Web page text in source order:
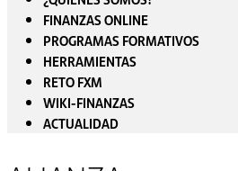
FINANZAS ONLINE
PROGRAMAS FORMATIVOS
HERRAMIENTAS
RETO FXM
WIKI-FINANZAS
ACTUALIDAD